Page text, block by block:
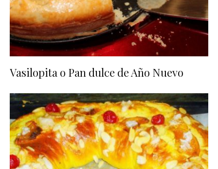
Vasilopita o Pan dulce de Año Nuevo